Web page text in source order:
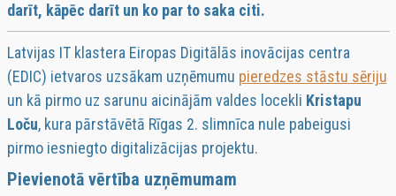
darīt, kāpēc darīt un ko par to saka citi.
Latvijas IT klastera Eiropas Digitālās inovācijas centra
(EDIC) ietvaros uzsākam uzņēmumu pieredzes stāstu sēriju
un kā pirmo uz sarunu aicinājām valdes locekli Kristapu
Loču, kura pārstāvētā Rīgas 2. slimnīca nule pabeigusi
pirmo iesniegto digitalizācijas projektu.
Pievienotā vērtība uzņēmumam